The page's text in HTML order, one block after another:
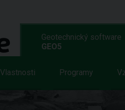
Geotechnický software
GEO5
Vlastnosti Programy